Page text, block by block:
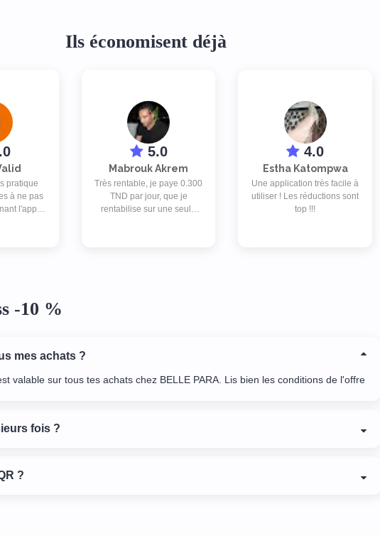
Ils économisent déjà
pratique
à ne pas
l'appli
5.0
Mabrouk Akrem
Très rentable, je paye 0.300
TND par jour, que je
rentabilise sur une seule
4.0
Estha Katompwa
Une application très facile à
utiliser ! Les réductions sont
top !!!
-10 %
mes achats ?
valable sur tous tes achats chez BELLE PARA. Lis bien les conditions de l'offre
fois ?
?